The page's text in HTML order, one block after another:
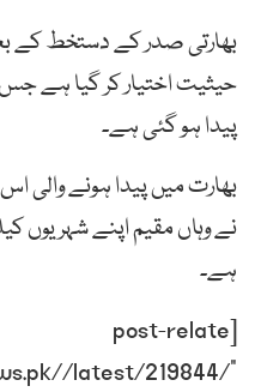
بھارتی صدر کے دستخط کے
حیثیت اختیار کر گیا ہے
پیدا ہو گئی ہے۔
بھارت میں پیدا ہونے
نے وہاں مقیم اپنے شہریوں
ہے۔
[post-relate
latest/219844/”